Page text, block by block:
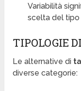
Variabilità
scelta del tipo
TIPOLOGIE
Le alternative di
diverse categorie: